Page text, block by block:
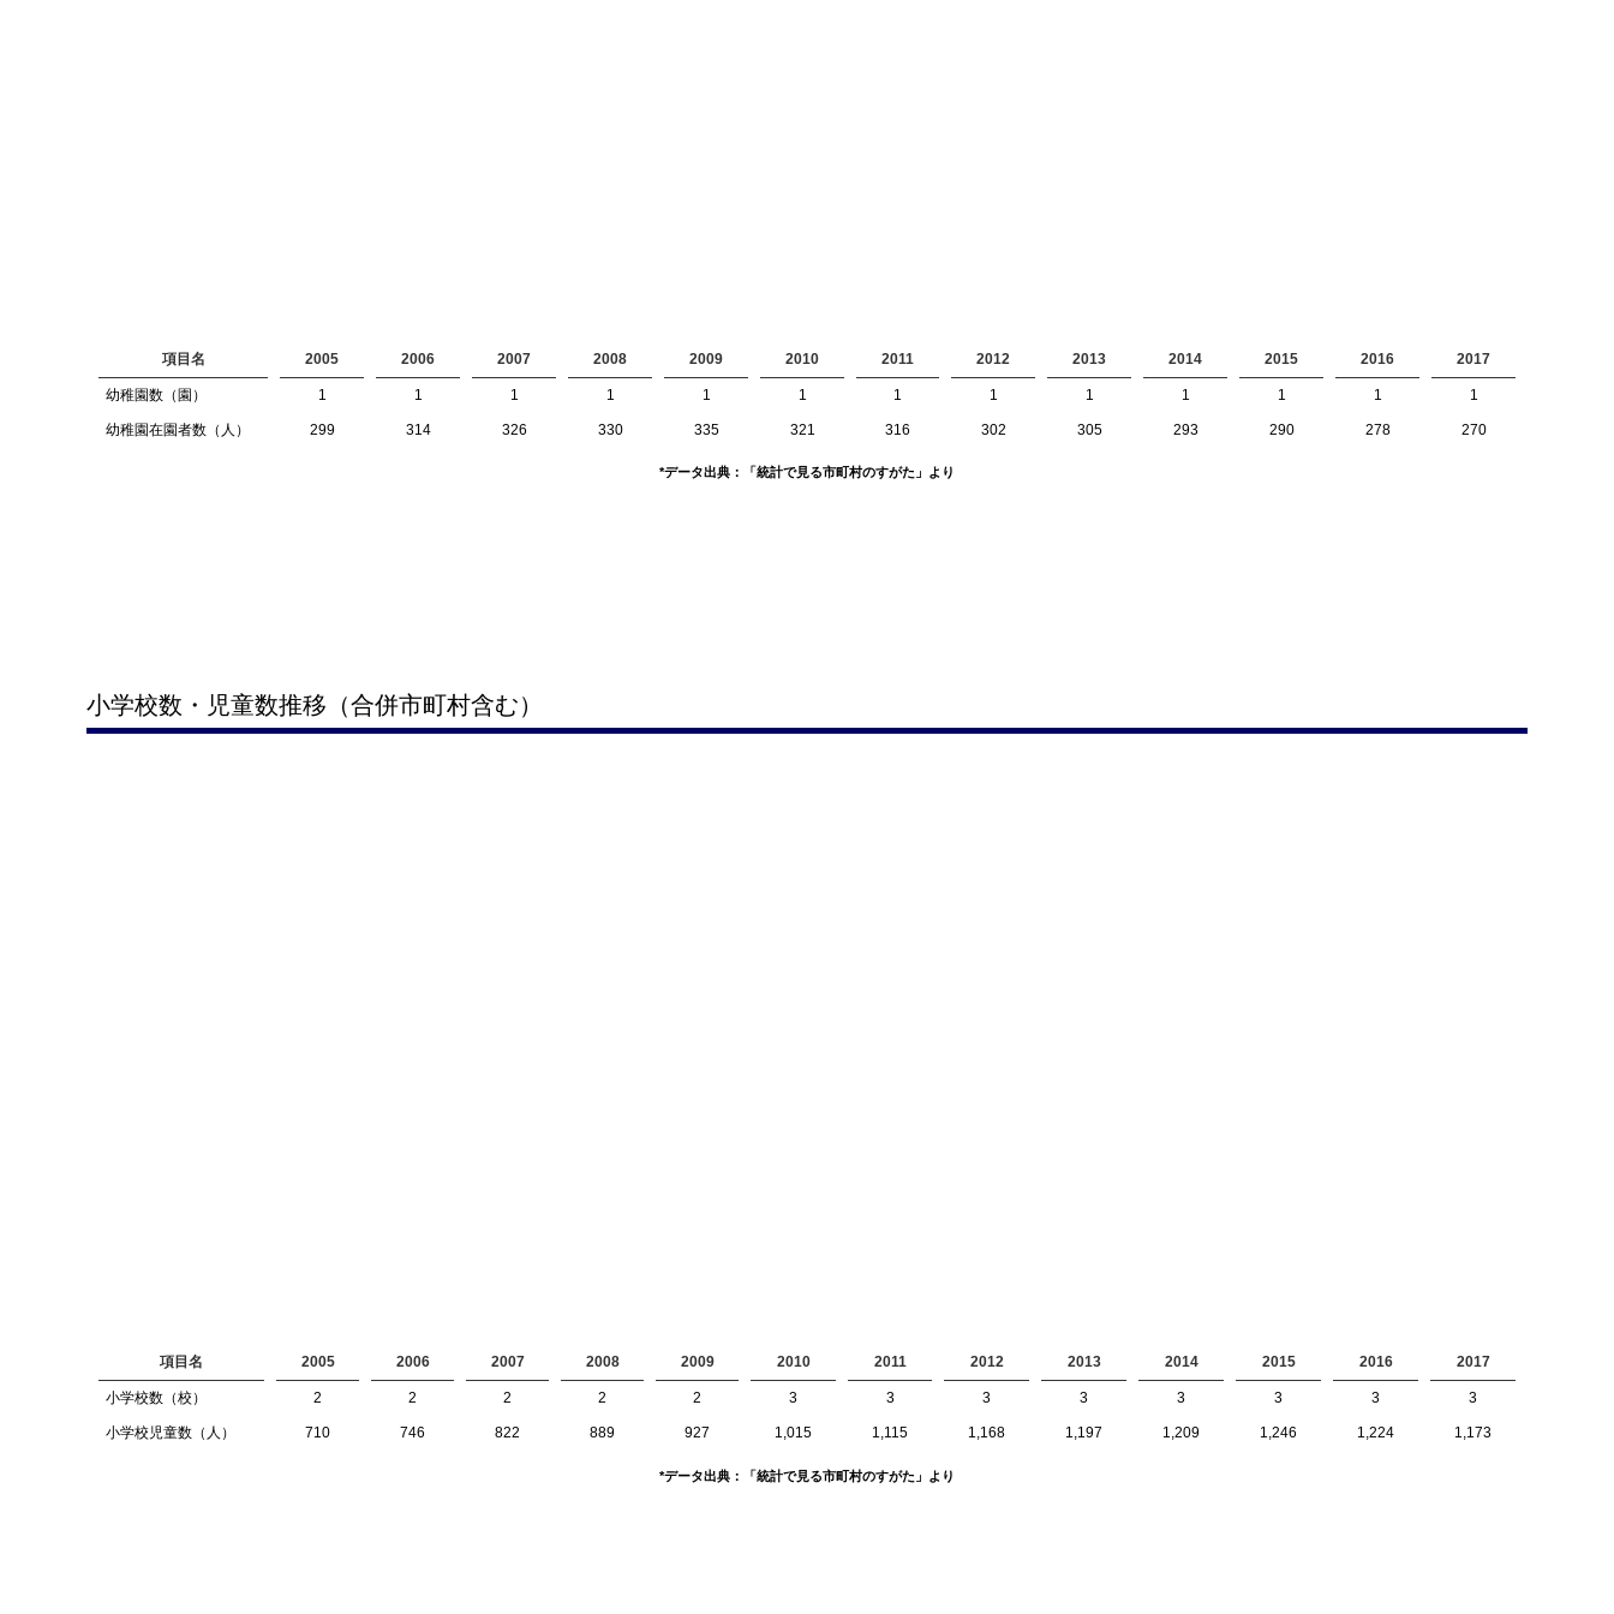
項目名 2005 2006 2007 2008 2009 2010 2011 2012 2013 2014 2015 2016 2017
幼稚園数（園） 1 1 1 1 1 1 1 1 1 1 1 1 1
幼稚園在園者数（人） 299 314 326 330 335 321 316 302 305 293 290 278 270
*データ出典：「統計で見る市町村のすがた」より
小学校数・児童数推移（合併市町村含む）
項目名 2005 2006 2007 2008 2009 2010 2011 2012 2013 2014 2015 2016 2017
小学校数（校） 2 2 2 2 2 3 3 3 3 3 3 3 3
小学校児童数（人） 710 746 822 889 927 1,015 1,115 1,168 1,197 1,209 1,246 1,224 1,173
*データ出典：「統計で見る市町村のすがた」より